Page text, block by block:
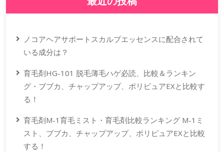
ノコアヘアサポートスカルプエッセンスに配合されて
いる成分は？
育毛剤HG-101 脱毛薄毛ハゲ必読、比較＆ランキン
グ・ブブカ、チャップアップ、ポリピュアEXと比較す
る！
育毛剤M-1育毛ミスト・育毛剤比較ランキング M-1ミ
スト、ブブカ、チャップアップ、ポリピュアEXと比較
する！